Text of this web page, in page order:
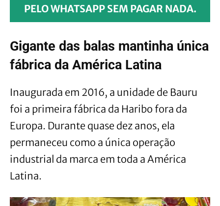
PELO WHATSAPP SEM PAGAR NADA.
Gigante das balas mantinha única
fábrica da América Latina
Inaugurada em 2016, a unidade de Bauru
foi a primeira fábrica da Haribo fora da
Europa. Durante quase dez anos, ela
permaneceu como a única operação
industrial da marca em toda a América
Latina.